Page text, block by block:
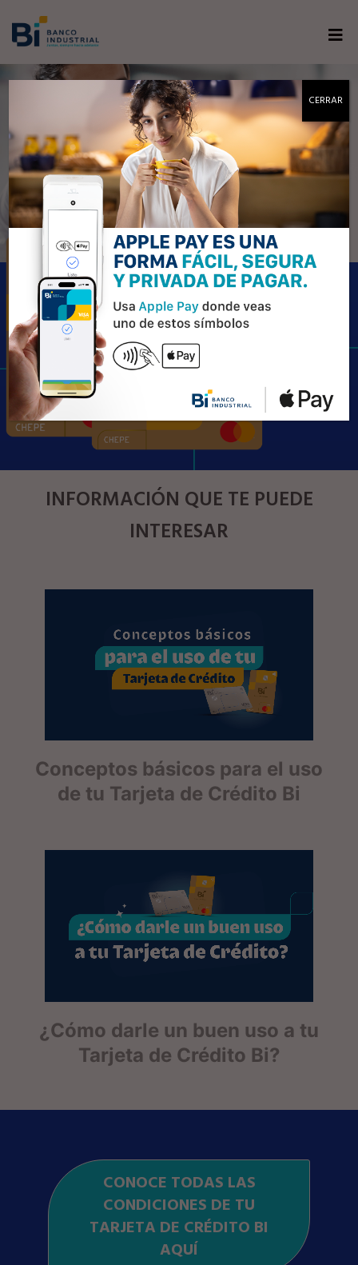
AHORA TU TARJETA
REFLEJA TU CATEGORÍA
Por ser un cliente especial hemos
mejorado la categoría de tu Tarjeta.
Disfruta de los beneficios tu nueva
Tarjeta Bi.
Actívala aquí
INFORMACIÓN QUE TE PUEDE
INTERESAR
Conceptos básicos para el uso
de tu Tarjeta de Crédito Bi
¿Cómo darle un buen uso a tu
Tarjeta de Crédito Bi?
CONOCE TODAS LAS
CONDICIONES DE TU
TARJETA DE CRÉDITO BI
AQUÍ
CERRAR